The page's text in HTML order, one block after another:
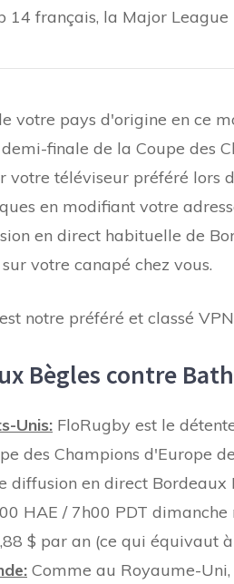
14 français, la Major
votre pays d'origine en ce
finale de la Coupe des
votre téléviseur préféré lors
en modifiant votre
en direct habituelle de
votre canapé chez vous.
notre préféré et classé
Bègles contre
Unis: FloRugby est le
des Champions d'Europe
diffusion en direct Bordeaux
HAE / 7h00 PDT
$ par an (ce qui équivaut
Comme au Royaume-